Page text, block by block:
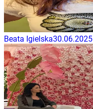
Beata Igielska30.06.2025